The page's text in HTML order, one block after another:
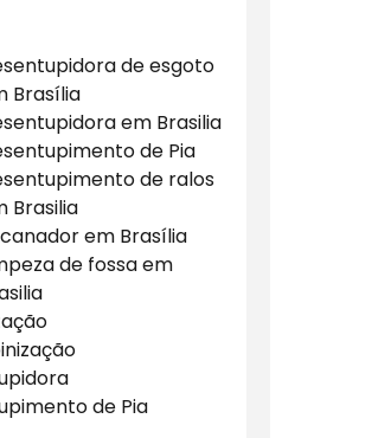
de esgoto
Brasília
em Brasilia
de Pia
de ralos
Brasilia
em Brasília
de fossa em
de Pia